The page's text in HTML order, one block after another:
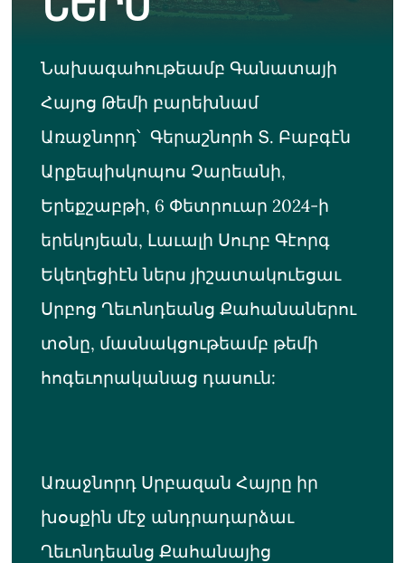
Նախագահութեամբ Գանատայի
Հայոց Թեմի բարեխնամ
Առաջնորդ՝ Գերաշնորհ Տ. Բաբգէն
Արքեպիսկոպոս Չարեանի,
Երեքշաբթի, 6 Փետրուար 2024-ի
երեկոյեան, Լաւալի Սուրբ Գէորգ
Եկեղեցիէն ներս յիշատակուեցաւ
Սրբոց Ղեւոնդեանց Քահանաներու
տօնը, մասնակցութեամբ թեմի
հոգեւորականաց դասուն:
Առաջնորդ Սրբազան Հայրը իր
խօսքին մէջ անդրադարձաւ
Ղեւոնդեանց Քահանայից